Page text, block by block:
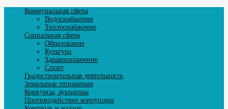
Коммунальная сфера
Водоснабжение
Теплоснабжение
Социальная сфера
Образование
Культура
Здравоохранение
Спорт
Градостроительная деятельность
Земельные отношения
Конкурсы, аукционы
Противодействие коррупции